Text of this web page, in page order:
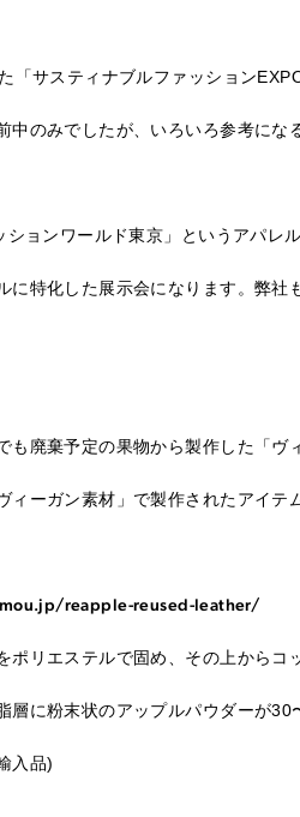
「サスティナブルファッション
のみでしたが、いろいろ参考にな
ョンワールド東京」というアパレ
特化した展示会になります。弊社
廃棄予定の果物から製作した「ヴ
ーガン素材」で製作されたアイテ
reapple-reused-leather/
リエステルで固め、その上からコ
層に粉末状のアップルパウダーが
入品)